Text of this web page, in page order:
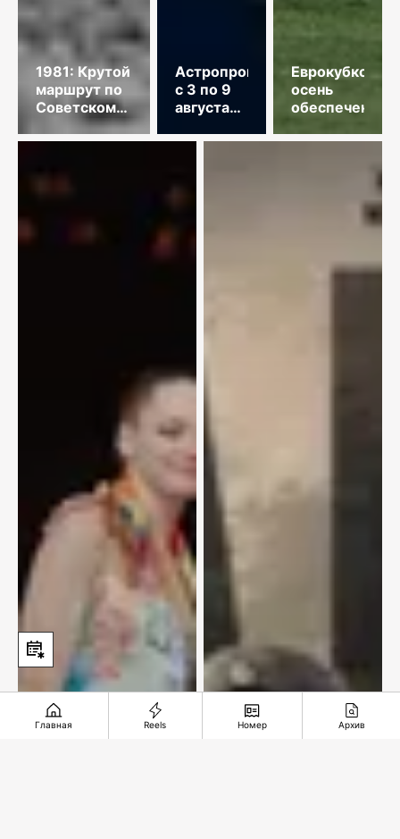
1981: Крутой
маршрут по
Советскому
Союзу
Астропрогноз
с 3 по 9
августа
года
Еврокубковая
осень
обеспечена
Главная Reels Номер Архив